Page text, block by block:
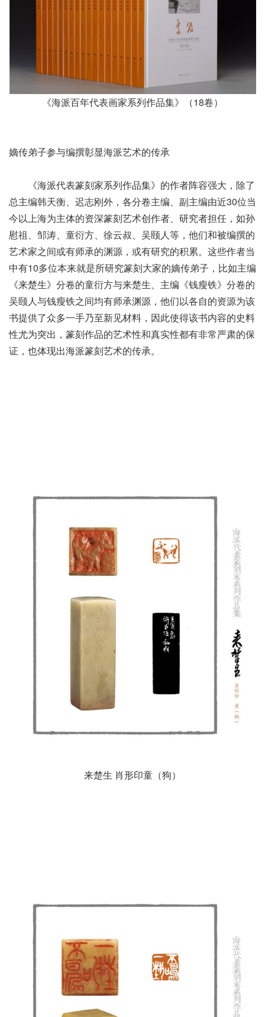
《海派百年代表画家系列作品集》（18卷）
嫡传弟子参与编撰彰显海派艺术的传承
《海派代表篆刻家系列作品集》的作者阵容强大，除了
总主编韩天衡、迟志刚外，各分卷主编、副主编由近30位当
今以上海为主体的资深篆刻艺术创作者、研究者担任，如孙
慰祖、邹涛、童衍方、徐云叔、吴颐人等，他们和被编撰的
艺术家之间或有师承的渊源，或有研究的积累。这些作者当
中有10多位本来就是所研究篆刻大家的嫡传弟子，比如主编
《来楚生》分卷的童衍方与来楚生、主编《钱瘦铁》分卷的
吴颐人与钱瘦铁之间均有师承渊源，他们以各自的资源为该
书提供了众多一手乃至新见材料，因此使得该书内容的史料
性尤为突出，篆刻作品的艺术性和真实性都有非常严肃的保
证，也体现出海派篆刻艺术的传承。
来楚生 肖形印童（狗）